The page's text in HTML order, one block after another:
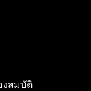
งสมบัติ